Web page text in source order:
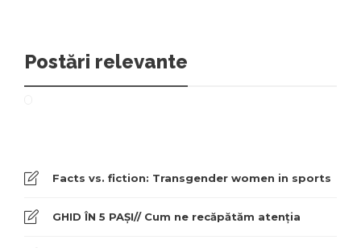
Postări relevante
Facts vs. fiction: Transgender women in sports
GHID ÎN 5 PAȘI// Cum ne recăpătăm atenția